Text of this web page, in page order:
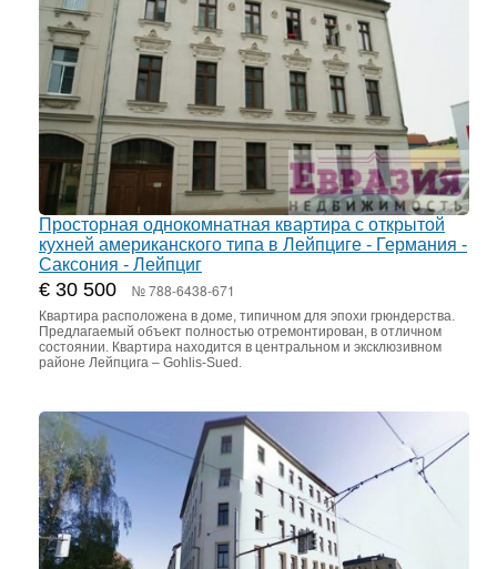
Просторная однокомнатная квартира с открытой
кухней американского типа в Лейпциге - Германия -
Саксония - Лейпциг
€ 30 500 № 788-6438-671
Квартира расположена в доме, типичном для эпохи грюндерства.
Предлагаемый объект полностью отремонтирован, в отличном
состоянии. Квартира находится в центральном и эксклюзивном
районе Лейпцига – Gohlis-Sued.